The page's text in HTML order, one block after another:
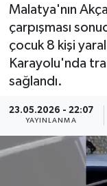
Malatya'nın
çarpışması
çocuk 8 kişi
Karayolu'nda
sağlandı.
23.05.2026 - 22:07
YAYINLANMA
Yaşam